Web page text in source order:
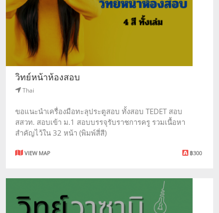
วิทย์หน้าห้องสอบ
Thai
ขอแนะนำเครื่องมือทะลุประตูสอบ ทั้งสอบ TEDET สอบ
สสวท. สอบเข้า ม.1 สอบบรรจุรับราชการครู รวมเนื้อหา
สำคัญไว้ใน 32 หน้า (พิมพ์สี่สี)
VIEW MAP ฿300